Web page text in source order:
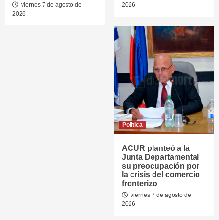
viernes 7 de agosto de
2026
2026
Política
ACUR planteó a la
Junta Departamental
su preocupación por
la crisis del comercio
fronterizo
viernes 7 de agosto de
2026